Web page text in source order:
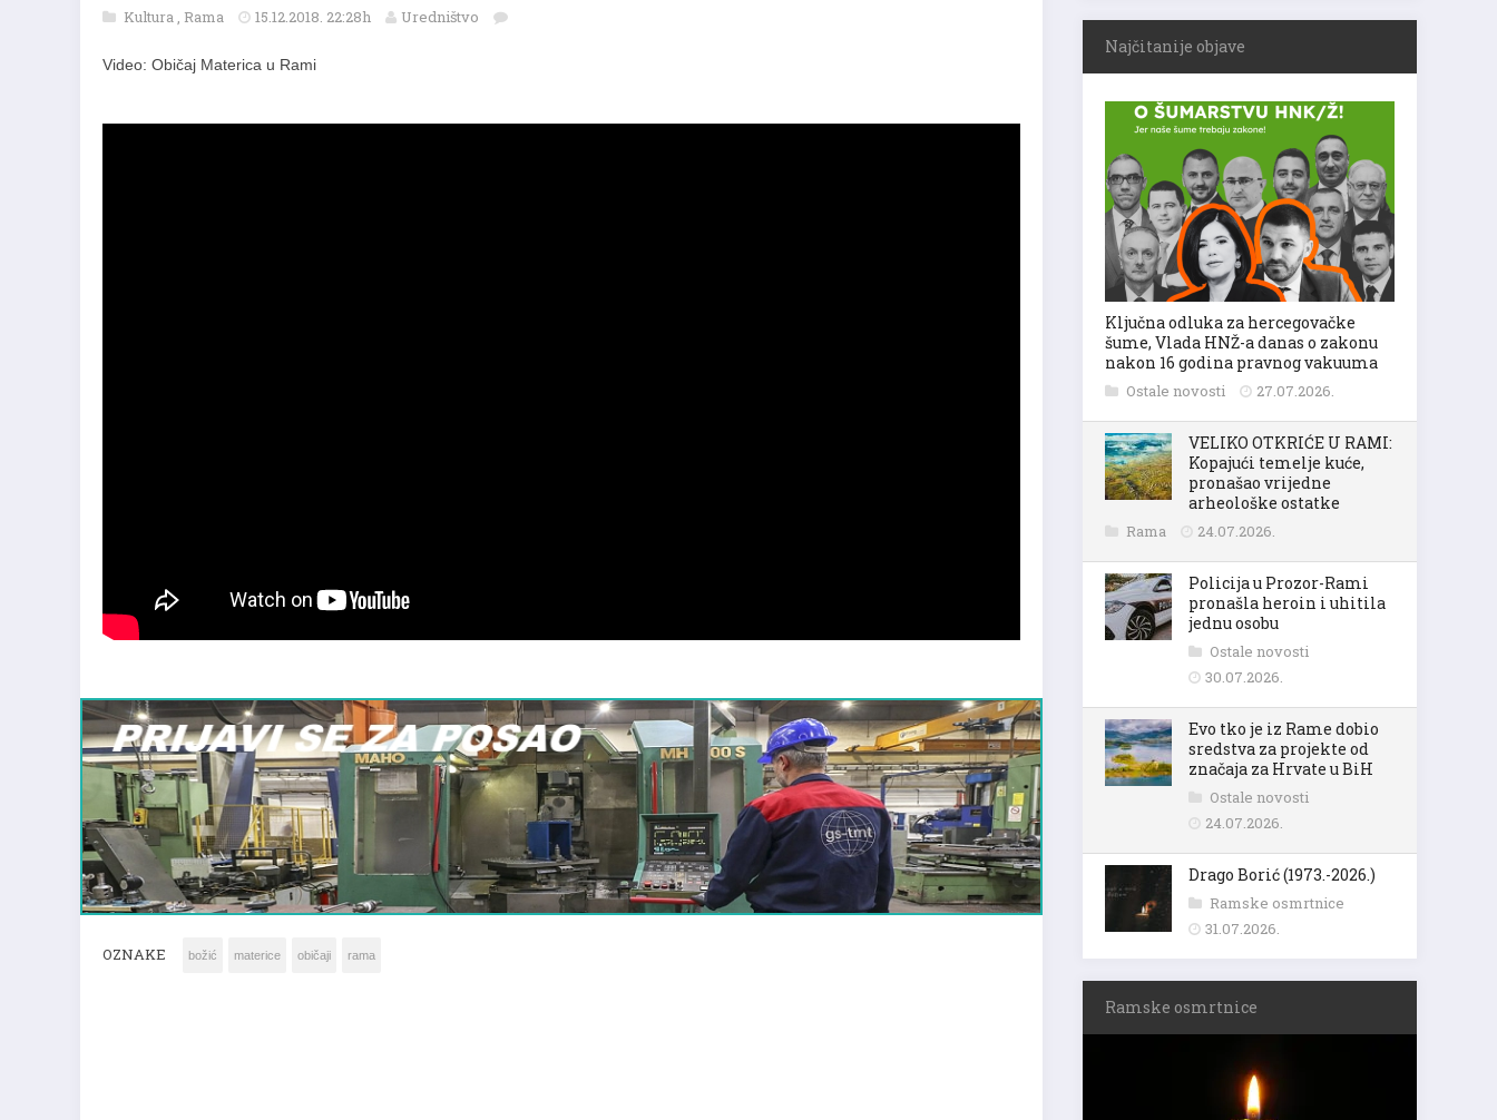
Kultura , Rama 15.12.2018. 22:28h Uredništvo
Video: Običaj Materica u Rami
OZNAKE božić materice običaji rama
Najčitanije objave
Ključna odluka za hercegovačke
šume, Vlada HNŽ-a danas o zakonu
nakon 16 godina pravnog vakuuma
Ostale novosti 27.07.2026.
VELIKO OTKRIĆE U RAMI:
Kopajući temelje kuće,
pronašao vrijedne
arheološke ostatke
Rama 24.07.2026.
Policija u Prozor-Rami
pronašla heroin i uhitila
jednu osobu
Ostale novosti
30.07.2026.
Evo tko je iz Rame dobio
sredstva za projekte od
značaja za Hrvate u BiH
Ostale novosti
24.07.2026.
Drago Borić (1973.-2026.)
Ramske osmrtnice
31.07.2026.
Ramske osmrtnice